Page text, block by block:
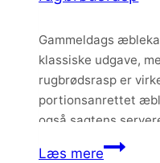
Gammeldags
klassiske udgave,
rugbrødsrasp er
portionsanrettet
også sagtens
foretrækker dette.
Læs mere